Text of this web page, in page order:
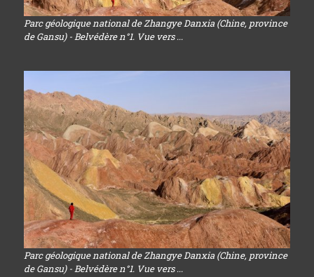
Parc géologique national de Zhangye Danxia (Chine, province
de Gansu) - Belvédère n°1. Vue vers ...
Parc géologique national de Zhangye Danxia (Chine, province
de Gansu) - Belvédère n°1. Vue vers ...